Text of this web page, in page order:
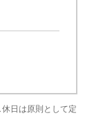
日は原則として定